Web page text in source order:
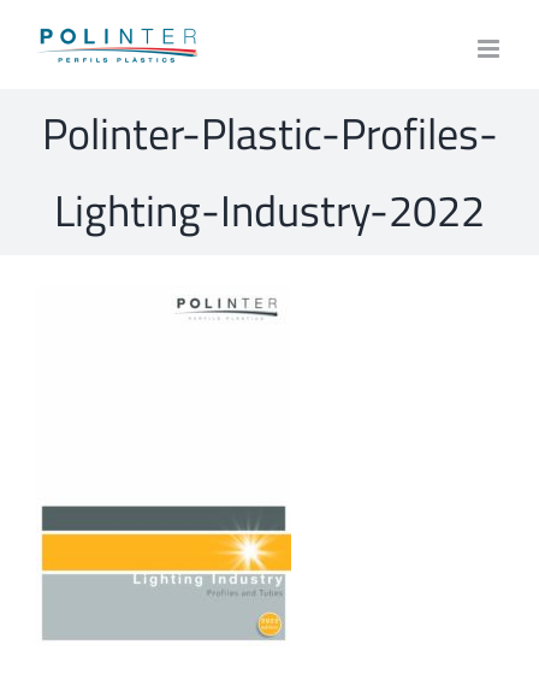
Polinter-Plastic-Profiles-
Lighting-Industry-2022